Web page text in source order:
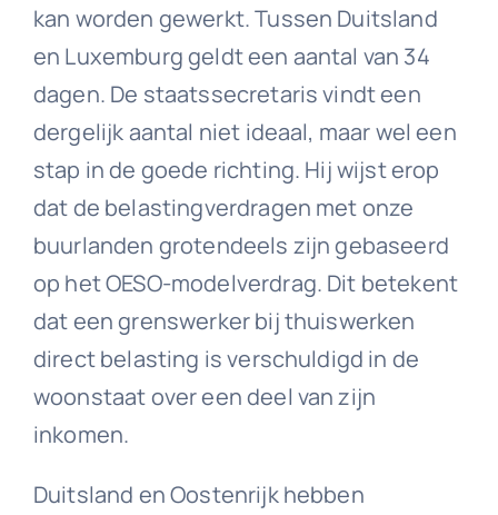
kan worden gewerkt. Tussen Duitsland
en Luxemburg geldt een aantal van 34
dagen. De staatssecretaris vindt een
dergelijk aantal niet ideaal, maar wel een
stap in de goede richting. Hij wijst erop
dat de belastingverdragen met onze
buurlanden grotendeels zijn gebaseerd
op het OESO-modelverdrag. Dit betekent
dat een grenswerker bij thuiswerken
direct belasting is verschuldigd in de
woonstaat over een deel van zijn
inkomen.
Duitsland en Oostenrijk hebben